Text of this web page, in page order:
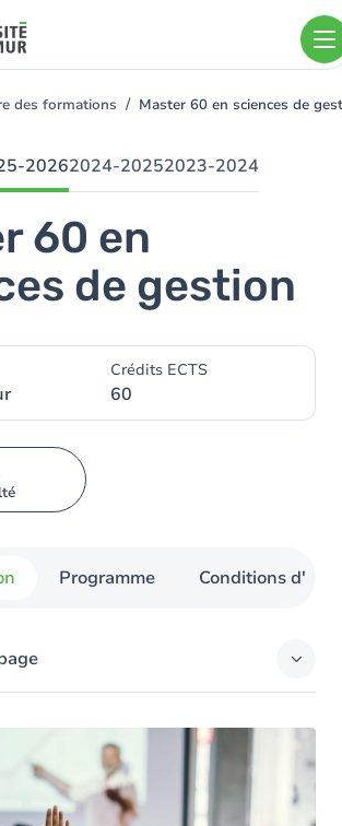
des formations Master 60 en sciences de
20262024-20252023-2024
60 en
de gestion
Crédits ECTS
60
Programme Conditions
la formation à l’UNamur